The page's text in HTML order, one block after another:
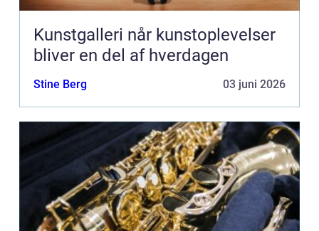
Kunstgalleri når kunstoplevelser
bliver en del af hverdagen
Stine Berg 03 juni 2026